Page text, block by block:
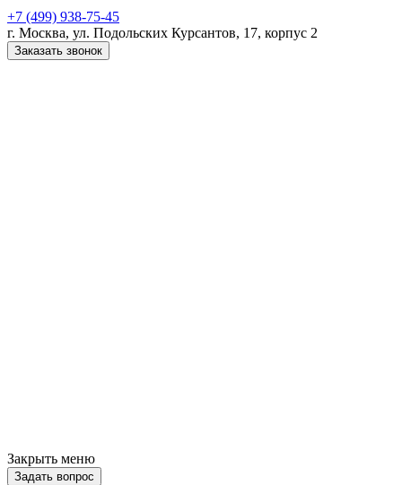
+7 (499) 938-75-45
г. Москва, ул. Подольских Курсантов, 17, корпус 2
Заказать звонок
Закрыть меню
Задать вопрос